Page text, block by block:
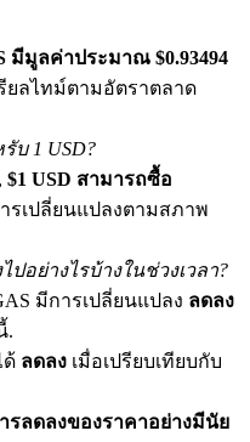
25000 USDT prize pool!
มีมูลค่าประมาณ $0.93494
ยลไทม์ตามอัตราตลาด
บ 1 USD?
$1 USD สามารถซื้อ
รเปลี่ยนแปลงตามสภาพ
ปอย่างไรบ้างในช่วงเวลา?
มีการเปลี่ยนแปลง ลดลง
.
ด้ ลดลง เมื่อเปรียบเทียบกับ
รลดลงของราคาอย่างมีนัย